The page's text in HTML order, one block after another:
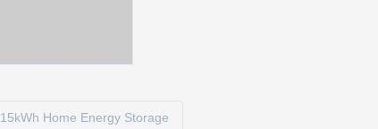
15kWh Home Energy Storage